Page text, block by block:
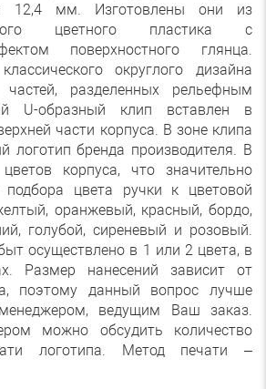
12,4 мм. Изготовлены они из
цветного пластика с
поверхностного глянца.
округлого дизайна
разделенных рельефным
U-образный клип вставлен в
части корпуса. В зоне клипа
логотип бренда производителя. В
корпуса, что значительно
подбора цвета ручки к цветовой
оранжевый, красный, бордо,
голубой, сиреневый и розовый.
осуществлено в 1 или 2 цвета, в
Размер нанесений зависит от
поэтому данный вопрос лучше
ведущим Ваш заказ.
можно обсудить количество
логотипа. Метод печати –